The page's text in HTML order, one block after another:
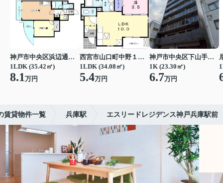
神戸市中央区浜辺通３丁目
1LDK (35.42㎡)
8.1万円
西宮市山口町中野１丁目
1LDK (34.08㎡)
5.4万円
神戸市中央区下山手通７丁目
1K (23.30㎡)
6.7万円
賃貸物件一覧 兵庫駅 エスリードレジデンス神戸兵庫駅前